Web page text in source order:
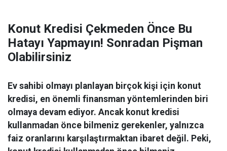
Konut Kredisi Çekmeden Önce Bu
Hatayı Yapmayın! Sonradan Pişman
Olabilirsiniz
Ev sahibi olmayı planlayan birçok kişi için konut
kredisi, en önemli finansman yöntemlerinden biri
olmaya devam ediyor. Ancak konut kredisi
kullanmadan önce bilmeniz gerekenler, yalnızca
faiz oranlarını karşılaştırmaktan ibaret değil. Peki,